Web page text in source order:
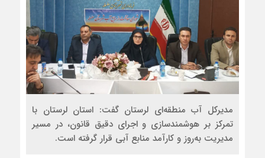
مدیرکل آب منطقه‌ای لرستان گفت: استان لرستان با
تمرکز بر هوشمندسازی و اجرای دقیق قانون، در مسیر
مدیریت به‌روز و کارآمد منابع آبی قرار گرفته است.